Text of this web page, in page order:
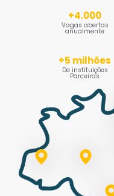
+4.000
Vagas abertas
anualmente
+5 milhões
De instituições
Parceiras